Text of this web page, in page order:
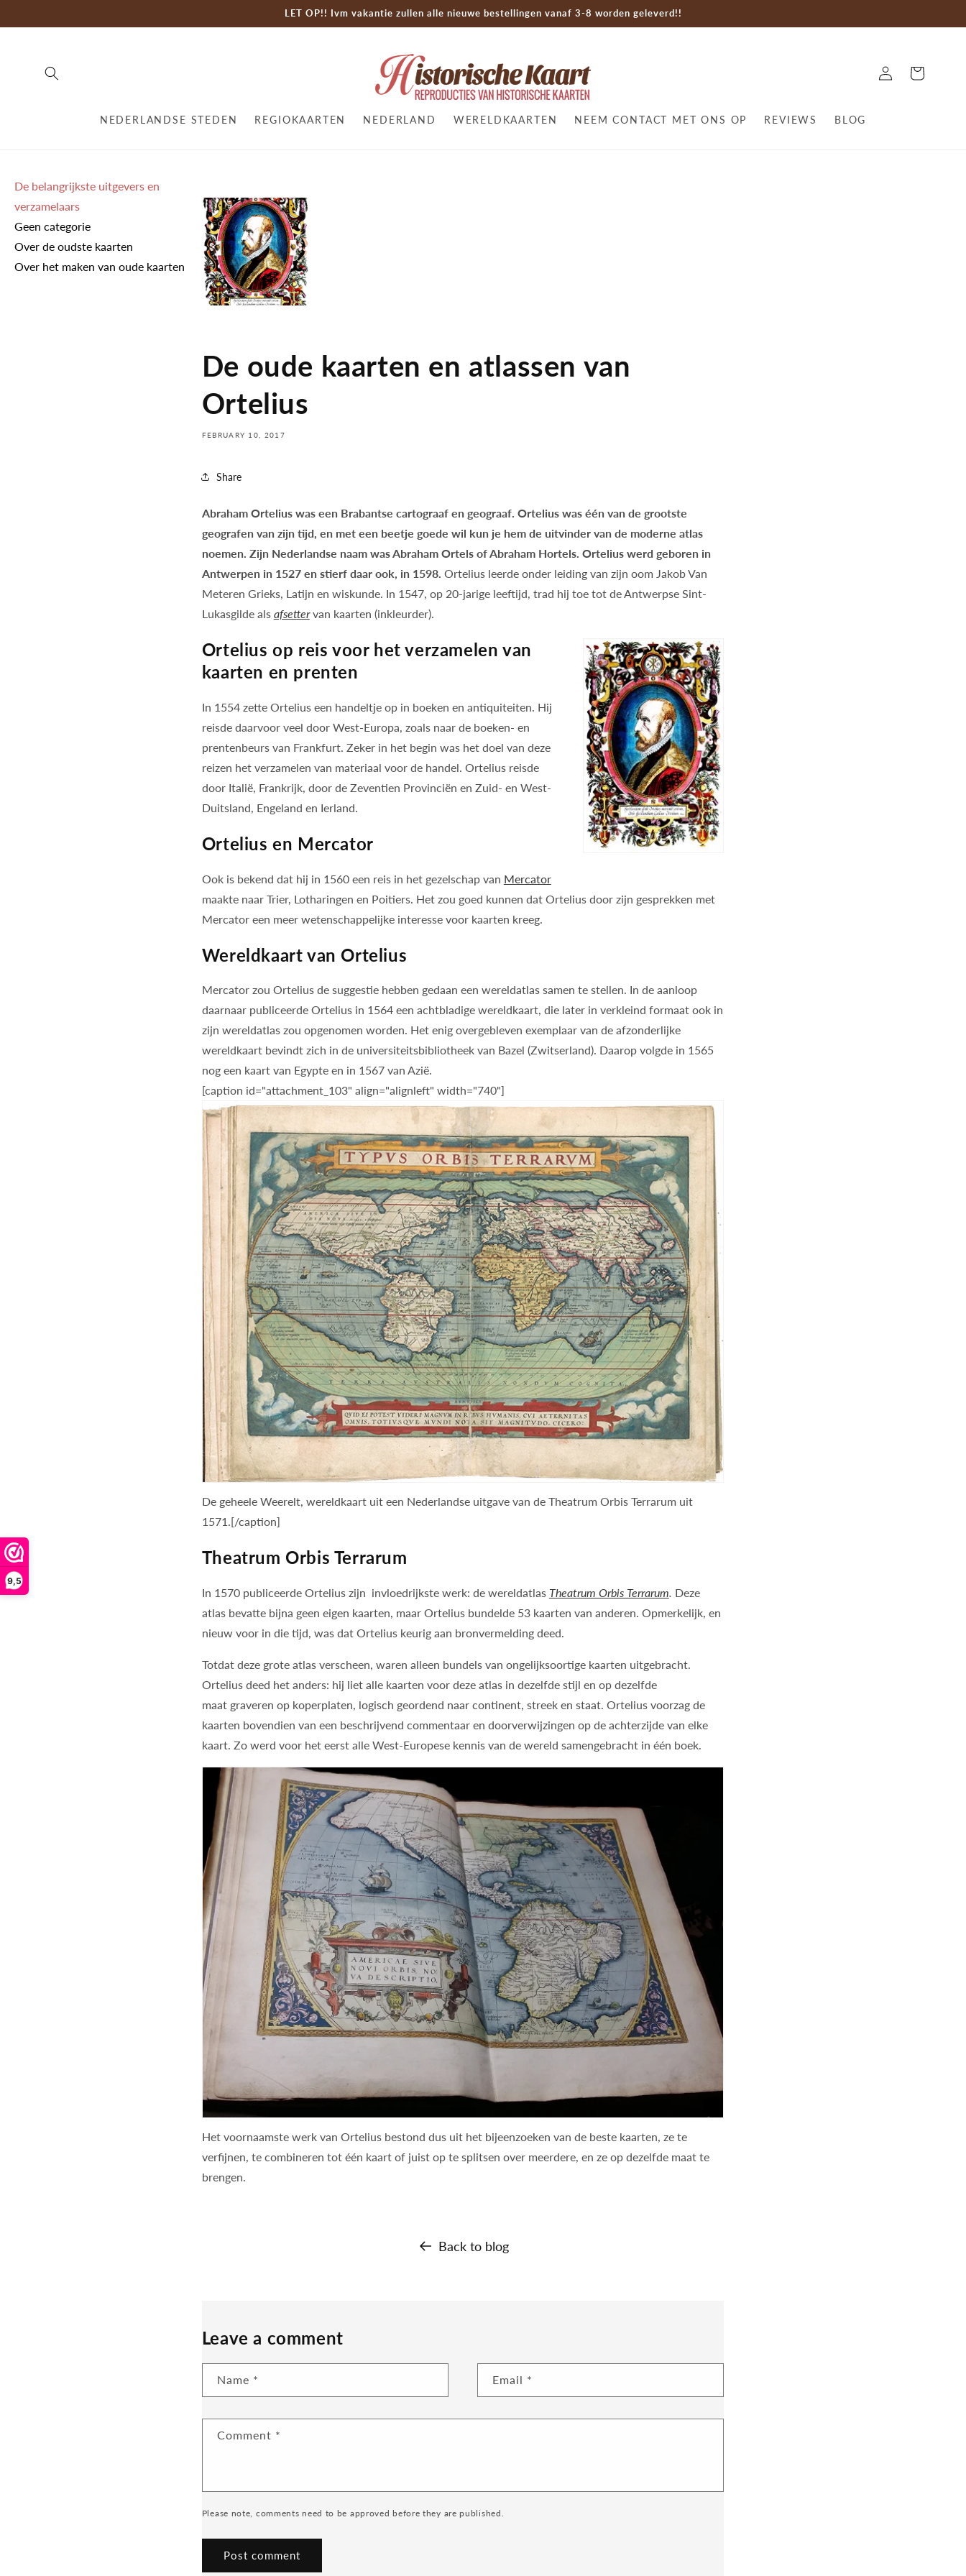
9,5
LET OP!! Ivm vakantie zullen alle nieuwe bestellingen vanaf 3-8 worden geleverd!!
NEDERLANDSE STEDEN REGIOKAARTEN NEDERLAND WERELDKAARTEN NEEM CONTACT MET ONS OP REVIEWS BLOG
Log
in
Cart
De belangrijkste uitgevers en
verzamelaars
Geen categorie
Over de oudste kaarten
Over het maken van oude kaarten
De oude kaarten en atlassen van
Ortelius
FEBRUARY 10, 2017
Share
Abraham Ortelius was een Brabantse cartograaf en geograaf. Ortelius was één van de grootste
geografen van zijn tijd, en met een beetje goede wil kun je hem de uitvinder van de moderne atlas
noemen. Zijn Nederlandse naam was Abraham Ortels of Abraham Hortels. Ortelius werd geboren in
Antwerpen in 1527 en stierf daar ook, in 1598. Ortelius leerde onder leiding van zijn oom Jakob Van
Meteren Grieks, Latijn en wiskunde. In 1547, op 20-jarige leeftijd, trad hij toe tot de Antwerpse Sint-
Lukasgilde als afsetter van kaarten (inkleurder).
Ortelius op reis voor het verzamelen van
kaarten en prenten
In 1554 zette Ortelius een handeltje op in boeken en antiquiteiten. Hij
reisde daarvoor veel door West-Europa, zoals naar de boeken- en
prentenbeurs van Frankfurt. Zeker in het begin was het doel van deze
reizen het verzamelen van materiaal voor de handel. Ortelius reisde
door Italië, Frankrijk, door de Zeventien Provinciën en Zuid- en West-
Duitsland, Engeland en Ierland.
Ortelius en Mercator
Ook is bekend dat hij in 1560 een reis in het gezelschap van Mercator
maakte naar Trier, Lotharingen en Poitiers. Het zou goed kunnen dat Ortelius door zijn gesprekken met
Mercator een meer wetenschappelijke interesse voor kaarten kreeg.
Wereldkaart van Ortelius
Mercator zou Ortelius de suggestie hebben gedaan een wereldatlas samen te stellen. In de aanloop
daarnaar publiceerde Ortelius in 1564 een achtbladige wereldkaart, die later in verkleind formaat ook in
zijn wereldatlas zou opgenomen worden. Het enig overgebleven exemplaar van de afzonderlijke
wereldkaart bevindt zich in de universiteitsbibliotheek van Bazel (Zwitserland). Daarop volgde in 1565
nog een kaart van Egypte en in 1567 van Azië.
[caption id="attachment_103" align="alignleft" width="740"]
De geheele Weerelt, wereldkaart uit een Nederlandse uitgave van de Theatrum Orbis Terrarum uit
1571.[/caption]
Theatrum Orbis Terrarum
In 1570 publiceerde Ortelius zijn invloedrijkste werk: de wereldatlas Theatrum Orbis Terrarum Deze
atlas bevatte bijna geen eigen kaarten, maar Ortelius bundelde 53 kaarten van anderen. Opmerkelijk, en
nieuw voor in die tijd, was dat Ortelius keurig aan bronvermelding deed.
Totdat deze grote atlas verscheen, waren alleen bundels van ongelijksoortige kaarten uitgebracht.
Ortelius deed het anders: hij liet alle kaarten voor deze atlas in dezelfde stijl en op dezelfde
maat graveren op koperplaten, logisch geordend naar continent, streek en staat. Ortelius voorzag de
kaarten bovendien van een beschrijvend commentaar en doorverwijzingen op de achterzijde van elke
kaart. Zo werd voor het eerst alle West-Europese kennis van de wereld samengebracht in één boek.
Het voornaamste werk van Ortelius bestond dus uit het bijeenzoeken van de beste kaarten, ze te
verfijnen, te combineren tot één kaart of juist op te splitsen over meerdere, en ze op dezelfde maat te
brengen.
Back to blog
Leave a comment
Name * Email *
Comment *
Please note, comments need to be approved before they are published.